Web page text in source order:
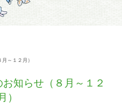
～１２月）
お知らせ（８月～１２
月）